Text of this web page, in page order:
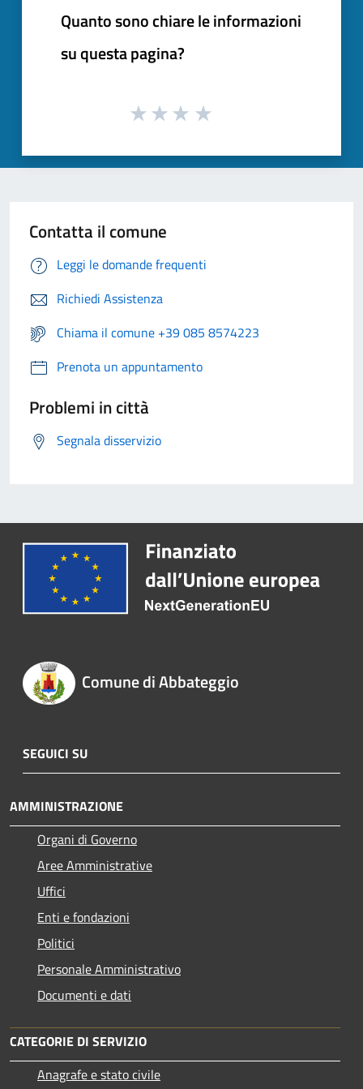
Quanto sono chiare le informazioni
su questa pagina?
Contatta il comune
Leggi le domande frequenti
Richiedi Assistenza
Chiama il comune +39 085 8574223
Prenota un appuntamento
Problemi in città
Segnala disservizio
Comune di Abbateggio
SEGUICI SU
AMMINISTRAZIONE
Organi di Governo
Aree Amministrative
Uffici
Enti e fondazioni
Politici
Personale Amministrativo
Documenti e dati
CATEGORIE DI SERVIZIO
Anagrafe e stato civile